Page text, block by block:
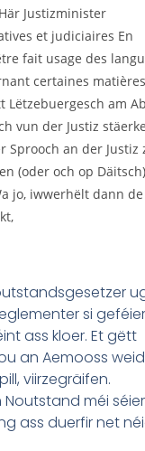
si
ass kloer. Et gëtt
an Aemooss
viirzegräifen.
méi séier
ass duerfir net